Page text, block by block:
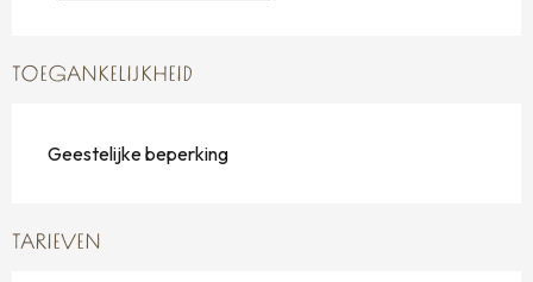
TOEGANKELIJKHEID
Geestelijke beperking
TARIEVEN